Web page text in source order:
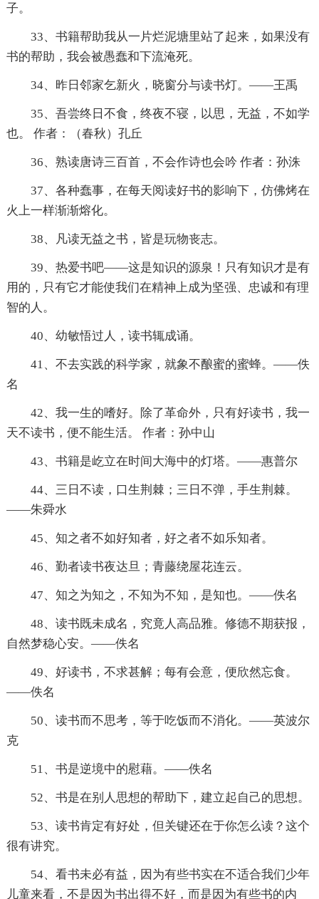
子。
33、书籍帮助我从一片烂泥塘里站了起来，如果没有
书的帮助，我会被愚蠢和下流淹死。
34、昨日邻家乞新火，晓窗分与读书灯。——王禹
35、吾尝终日不食，终夜不寝，以思，无益，不如学
也。 作者：（春秋）孔丘
36、熟读唐诗三百首，不会作诗也会吟 作者：孙洙
37、各种蠢事，在每天阅读好书的影响下，仿佛烤在
火上一样渐渐熔化。
38、凡读无益之书，皆是玩物丧志。
39、热爱书吧——这是知识的源泉！只有知识才是有
用的，只有它才能使我们在精神上成为坚强、忠诚和有理
智的人。
40、幼敏悟过人，读书辄成诵。
41、不去实践的科学家，就象不酿蜜的蜜蜂。——佚
名
42、我一生的嗜好。除了革命外，只有好读书，我一
天不读书，便不能生活。 作者：孙中山
43、书籍是屹立在时间大海中的灯塔。——惠普尔
44、三日不读，口生荆棘；三日不弹，手生荆棘。
——朱舜水
45、知之者不如好知者，好之者不如乐知者。
46、勤者读书夜达旦；青藤绕屋花连云。
47、知之为知之，不知为不知，是知也。——佚名
48、读书既未成名，究竟人高品雅。修德不期获报，
自然梦稳心安。——佚名
49、好读书，不求甚解；每有会意，便欣然忘食。
——佚名
50、读书而不思考，等于吃饭而不消化。——英波尔
克
51、书是逆境中的慰藉。——佚名
52、书是在别人思想的帮助下，建立起自己的思想。
53、读书肯定有好处，但关键还在于你怎么读？这个
很有讲究。
54、看书未必有益，因为有些书实在不适合我们少年
儿童来看，不是因为书出得不好，而是因为有些书的内